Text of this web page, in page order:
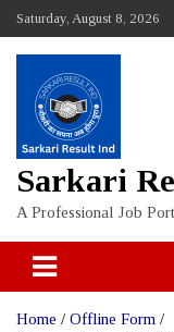
content
Saturday, August 8, 2026
Sarkari
A Professional Job
Home
Offline Form